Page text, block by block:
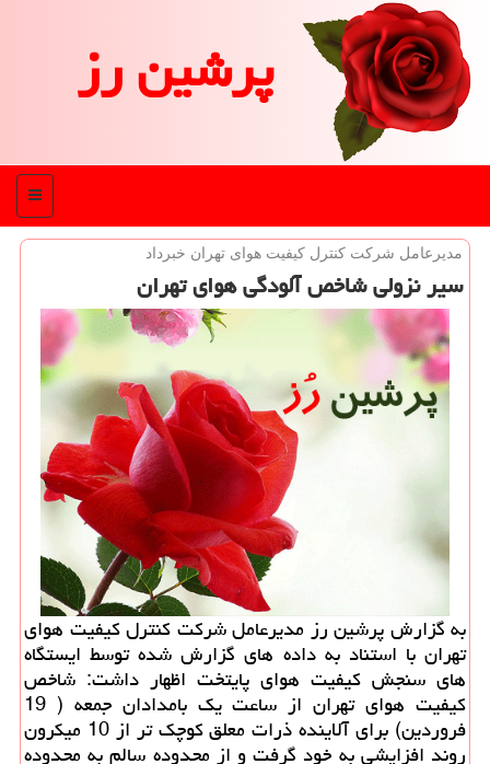
پرشین رز
منو
مدیرعامل شركت كنترل كیفیت هوای تهران خبرداد
سیر نزولی شاخص آلودگی هوای تهران
به گزارش پرشین رز مدیرعامل شرکت کنترل کیفیت هوای
تهران با استناد به داده های گزارش شده توسط ایستگاه
های سنجش کیفیت هوای پایتخت اظهار داشت: شاخص
کیفیت هوای تهران از ساعت یک بامدادان جمعه ( 19
فروردین) برای آلاینده ذرات معلق کوچک تر از 10 میکرون
روند افزایشی به خود گرفت و از محدوده سالم به محدوده